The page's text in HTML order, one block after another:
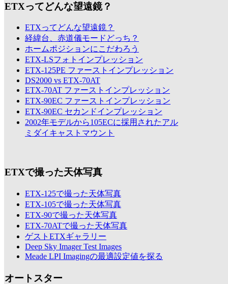
ETXってどんな望遠鏡？
ETXってどんな望遠鏡？
経緯台、赤道儀モードどっち？
ホームポジションにこだわろう
ETX-LSフォトインプレッション
ETX-125PE ファーストインプレッション
DS2000 vs ETX-70AT
ETX-70AT ファーストインプレッション
ETX-90EC ファーストインプレッション
ETX-90EC セカンドインプレッション
2002年モデルから105ECに採用されたアル
ミダイキャストマウント
ETXで撮った天体写真
ETX-125で撮った天体写真
ETX-105で撮った天体写真
ETX-90で撮った天体写真
ETX-70ATで撮った天体写真
ゲストETXギャラリー
Deep Sky Imager Test Images
Meade LPI Imagingの最適設定値を探る
オートスター